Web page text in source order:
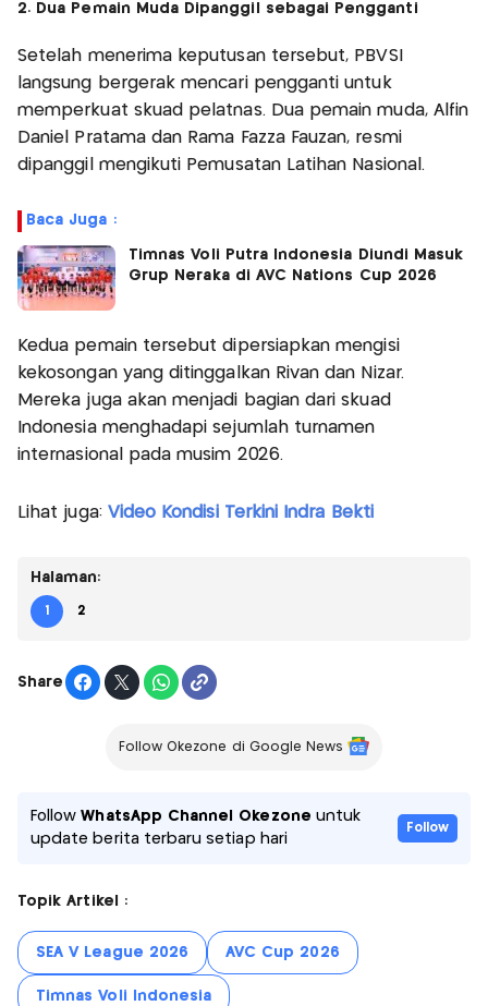
2. Dua Pemain Muda Dipanggil sebagai Pengganti
Setelah menerima keputusan tersebut, PBVSI
langsung bergerak mencari pengganti untuk
memperkuat skuad pelatnas. Dua pemain muda, Alfin
Daniel Pratama dan Rama Fazza Fauzan, resmi
dipanggil mengikuti Pemusatan Latihan Nasional.
Baca Juga :
Timnas Voli Putra Indonesia Diundi Masuk
Grup Neraka di AVC Nations Cup 2026
Kedua pemain tersebut dipersiapkan mengisi
kekosongan yang ditinggalkan Rivan dan Nizar.
Mereka juga akan menjadi bagian dari skuad
Indonesia menghadapi sejumlah turnamen
internasional pada musim 2026.
Lihat juga: Video Kondisi Terkini Indra Bekti
Halaman:
1 2
Share
Follow Okezone di Google News
FollowWhatsApp Channel Okezone untuk
update berita terbaru setiap hari
Follow
Topik Artikel :
SEA V League 2026 AVC Cup 2026
Timnas Voli Indonesia